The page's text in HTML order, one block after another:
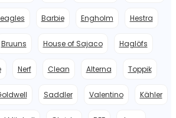
Barbie Engholm Hestra
Bruuns House of Sajaco Haglöfs
Nerf Clean Alterna Toppik
Saddler Valentino Kähler